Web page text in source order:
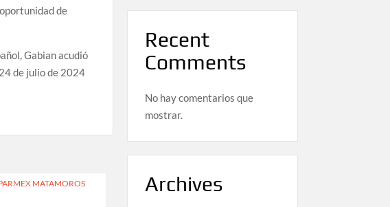
de
Gabian acudió
de julio de 2024
MATAMOROS
Recent
Comments
No hay comentarios que
mostrar.
Archives